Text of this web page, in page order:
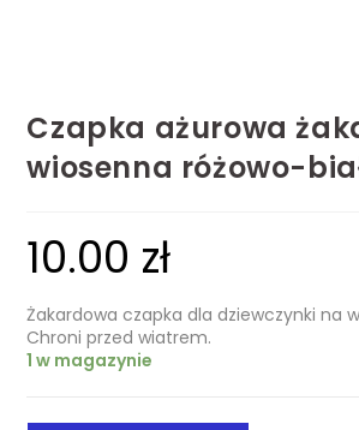
Czapka ażurowa
wiosenna różowo-
10.00 zł
Żakardowa czapka dla dziewczynki na
Chroni przed wiatrem.
1 w magazynie